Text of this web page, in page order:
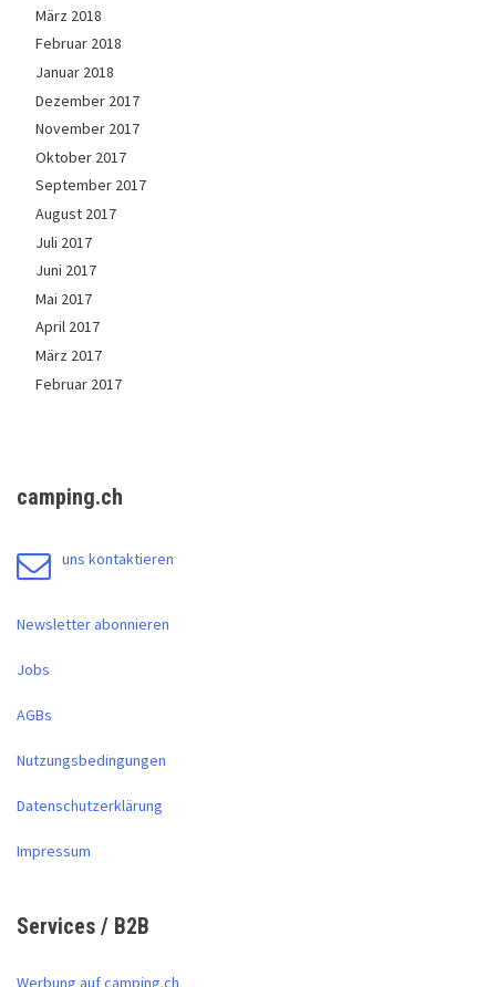
März 2018
Februar 2018
Januar 2018
Dezember 2017
November 2017
Oktober 2017
September 2017
August 2017
Juli 2017
Juni 2017
Mai 2017
April 2017
März 2017
Februar 2017
camping.ch
uns kontaktieren
Newsletter abonnieren
Jobs
AGBs
Nutzungsbedingungen
Datenschutzerklärung
Impressum
Services / B2B
Werbung auf camping.ch